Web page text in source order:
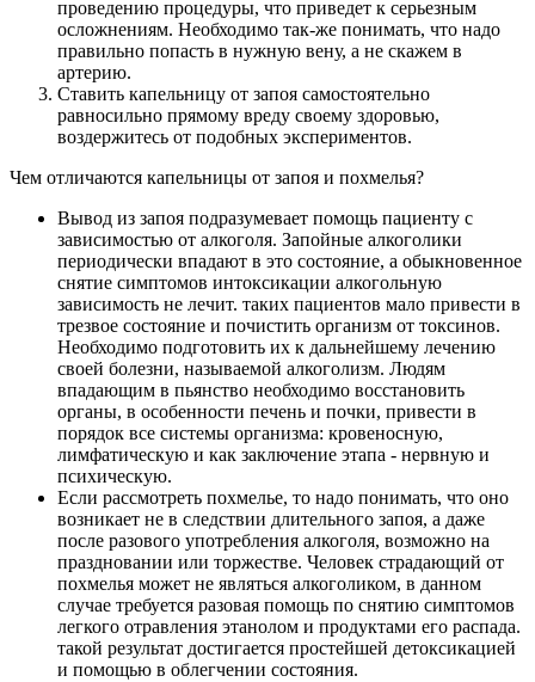
проведению процедуры, что приведет к серьезным
осложнениям. Необходимо так-же понимать, что надо
правильно попасть в нужную вену, а не скажем в
артерию.
Ставить капельницу от запоя самостоятельно
равносильно прямому вреду своему здоровью,
воздержитесь от подобных экспериментов.
Чем отличаются капельницы от запоя и похмелья?
Вывод из запоя подразумевает помощь пациенту с
зависимостью от алкоголя. Запойные алкоголики
периодически впадают в это состояние, а обыкновенное
снятие симптомов интоксикации алкогольную
зависимость не лечит. таких пациентов мало привести в
трезвое состояние и почистить организм от токсинов.
Необходимо подготовить их к дальнейшему лечению
своей болезни, называемой алкоголизм. Людям
впадающим в пьянство необходимо восстановить
органы, в особенности печень и почки, привести в
порядок все системы организма: кровеносную,
лимфатическую и как заключение этапа - нервную и
психическую.
Если рассмотреть похмелье, то надо понимать, что оно
возникает не в следствии длительного запоя, а даже
после разового употребления алкоголя, возможно на
праздновании или торжестве. Человек страдающий от
похмелья может не являться алкоголиком, в данном
случае требуется разовая помощь по снятию симптомов
легкого отравления этанолом и продуктами его распада.
такой результат достигается простейшей детоксикацией
и помощью в облегчении состояния.